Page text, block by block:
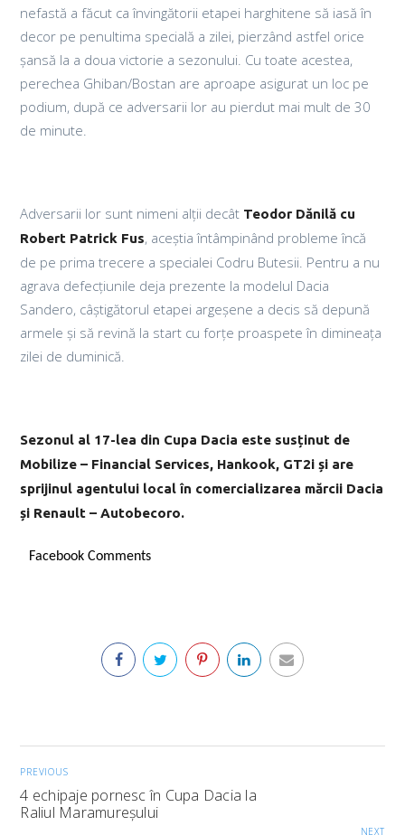
nefastă a făcut ca învingătorii etapei harghitene să iasă în
decor pe penultima specială a zilei, pierzând astfel orice
șansă la a doua victorie a sezonului. Cu toate acestea,
perechea Ghiban/Bostan are aproape asigurat un loc pe
podium, după ce adversarii lor au pierdut mai mult de 30
de minute.
Adversarii lor sunt nimeni alții decât Teodor Dănilă cu
Robert Patrick Fus, aceștia întâmpinând probleme încă
de pe prima trecere a specialei Codru Butesii. Pentru a nu
agrava defecțiunile deja prezente la modelul Dacia
Sandero, câștigătorul etapei argeșene a decis să depună
armele și să revină la start cu forțe proaspete în dimineața
zilei de duminică.
Sezonul al 17-lea din Cupa Dacia este susținut de
Mobilize – Financial Services, Hankook, GT2i și are
sprijinul agentului local în comercializarea mărcii Dacia
și Renault – Autobecoro.
Facebook Comments
PREVIOUS
4 echipaje pornesc în Cupa Dacia la
Raliul Maramureșului
NEXT